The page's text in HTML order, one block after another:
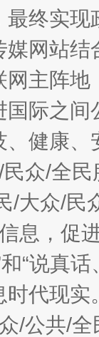
最终实
网站
主阵
际之
健康
众/全
/大众/民
息，促
“说真
时代现实
/公共/